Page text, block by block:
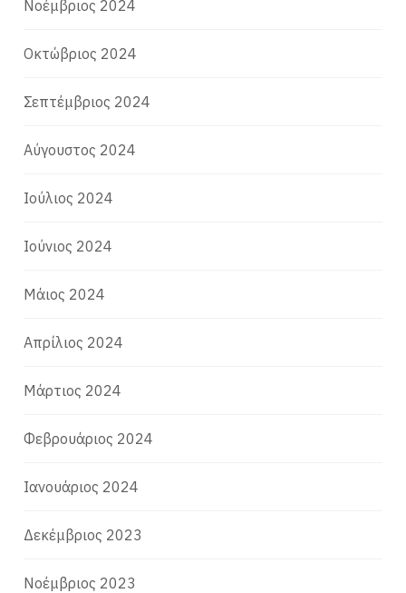
Νοέμβριος 2024
Οκτώβριος 2024
Σεπτέμβριος 2024
Αύγουστος 2024
Ιούλιος 2024
Ιούνιος 2024
Μάιος 2024
Απρίλιος 2024
Μάρτιος 2024
Φεβρουάριος 2024
Ιανουάριος 2024
Δεκέμβριος 2023
Νοέμβριος 2023